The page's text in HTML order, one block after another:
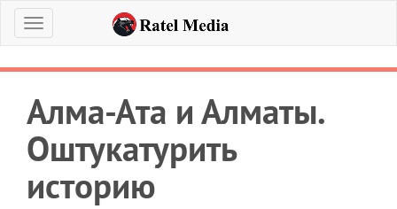
Меню
Алма-Ата и Алматы.
Оштукатурить
историю